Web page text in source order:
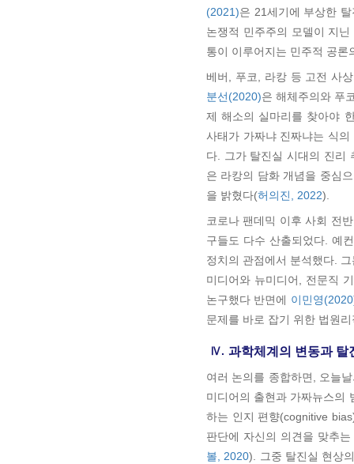
(2021)은 21세기에 부상한
논쟁적 민주주의 모델이 지
통이 이루어지는 민주적 공
베버, 푸코, 라캉 등 고전 사
분선(2020)은 해체주의와 푸
제 해소의 실마리를 찾아야
사태가 가짜냐 진짜냐는 식
다. 그가 탈진실 시대의 진리
은 라캉의 담화 개념을 중심
을 밝혔다(허의진, 2022).
코로나 팬데믹 이후 사회 전
구들도 다수 산출되었다. 예
정치의 관점에서 분석했다.
미디어와 뉴미디어, 전문직
논구했다 반면에 이민영
문제를 바로 잡기 위한 법원
Ⅳ. 과학체계의 변동과 탈
여러 논의를 종합하면, 오늘
미디어의 출현과 가짜뉴스의
하는 인지 편향(cognitive
판단에 자신의 의견을 맞추
볼, 2020). 그중 탈진실 현상